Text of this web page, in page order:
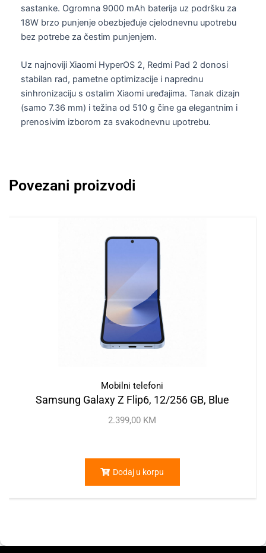
sastanke. Ogromna 9000 mAh baterija uz podršku za
18W brzo punjenje obezbjeđuje cjelodnevnu upotrebu
bez potrebe za čestim punjenjem.
Uz najnoviji Xiaomi HyperOS 2, Redmi Pad 2 donosi
stabilan rad, pametne optimizacije i naprednu
sinhronizaciju s ostalim Xiaomi uređajima. Tanak dizajn
(samo 7.36 mm) i težina od 510 g čine ga elegantnim i
prenosivim izborom za svakodnevnu upotrebu.
Povezani proizvodi
Mobilni telefoni
Samsung Galaxy Z Flip6, 12/256 GB, Blue
2.399,00 KM
Dodaj u korpu